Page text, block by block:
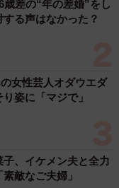
歳差の“年の差婚”をし
る声はなかった？
女性芸人オダウエダ
姿に「マジで」
子、イケメン夫と全力
敵なご夫婦」